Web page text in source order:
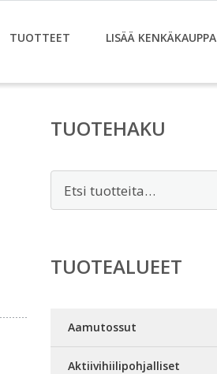
TUOTTEET LISÄÄ KENKÄKAUPPA
TUOTEHAKU
TUOTEALUEET
Aamutossut
Aktiivihiilipohjalliset